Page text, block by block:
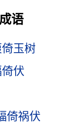
语
玉树
伏
倚祸伏